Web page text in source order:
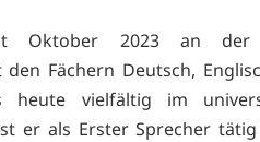
Oktober 2023 an der
Fächern Deutsch,
heute vielfältig im
er als Erster Sprecher